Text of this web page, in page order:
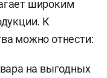
широким
К
можно отнести:
на выгодных